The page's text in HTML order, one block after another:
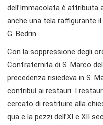
dell’Immacolata è attribuita
anche una tela raffigurante
G. Bedrin.
Con la soppressione degli
Confraternita di S. Marco
precedenza risiedeva in S.
contribuì ai restauri. I
cercato di restituire alla
qua e la pezzi dell’XI e XII